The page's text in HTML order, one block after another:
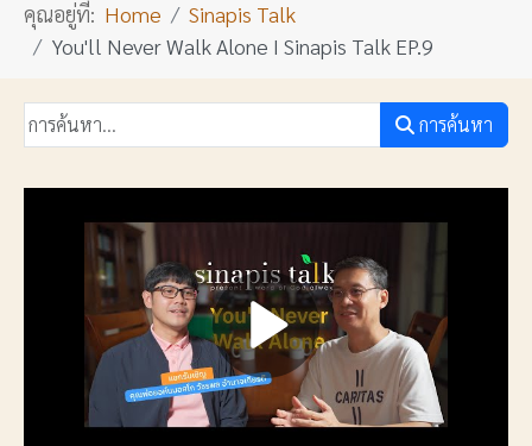
คุณอยู่ที่: Home
Sinapis Talk
You'll Never Walk Alone I Sinapis Talk EP.9
การค้นหา